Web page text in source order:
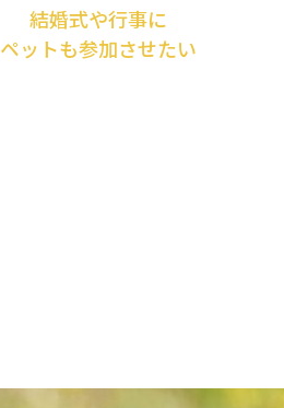
結婚式や行事に
ペットも参加させたい